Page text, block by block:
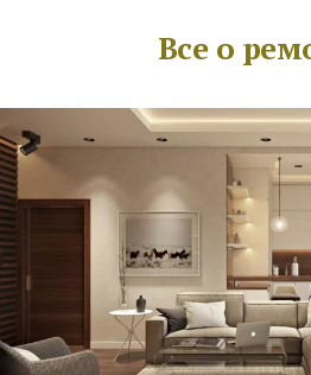
Все о